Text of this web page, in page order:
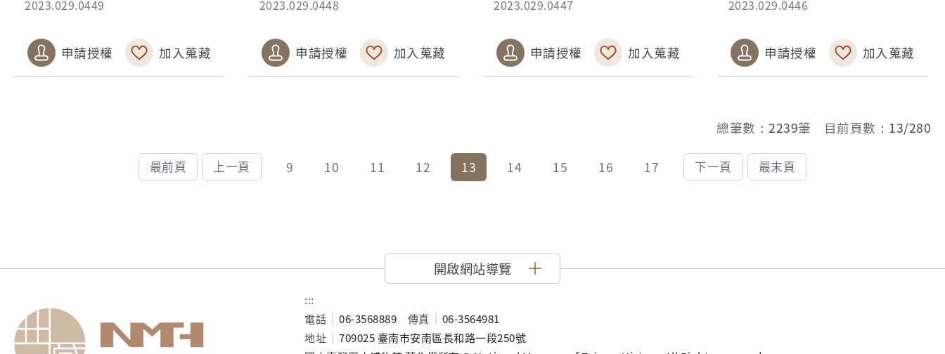
2023.029.0449
申請授權 加入蒐藏
2023.029.0448
申請授權 加入蒐藏
2023.029.0447
申請授權 加入蒐藏
2023.029.0446
申請授權 加入蒐藏
總筆數： 2239筆 目前頁數： 13/280
最前頁 上一頁 9 10 11 12 13 14 15 16 17 下一頁 最末頁
開啟網站導覽
:::
電話
06-3568889 傳真
06-3564981
地址
709025 臺南市安南區長和路一段250號